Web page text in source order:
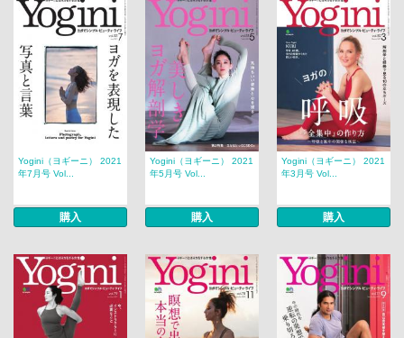
Yogini（ヨギーニ） 2021
年7月号 Vol...
購入
Yogini（ヨギーニ） 2021
年5月号 Vol...
購入
Yogini（ヨギーニ） 2021
年3月号 Vol...
購入